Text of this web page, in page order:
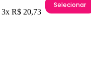
3x R$ 20,73
Selecionar